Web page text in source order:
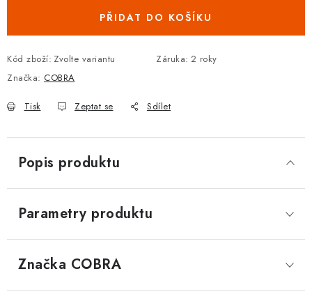
POKLADNIČKY NA ZÁMEK
SCHRÁNKY NA KLÍČE
ZNAČKY
Kontakt O nás
PŘIDAT DO KOŠÍKU
Kód zboží: Zvolte variantu Záruka: 2 roky
Značka: COBRA
Tisk Zeptat se Sdílet
Popis produktu
Parametry produktu
Značka COBRA